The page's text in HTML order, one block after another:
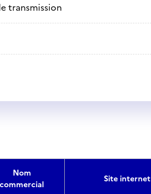
transmission
Nom
commercial
Site internet